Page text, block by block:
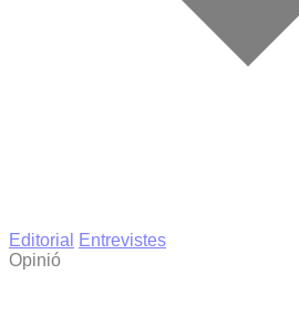
Editorial
Entrevistes
Opinió